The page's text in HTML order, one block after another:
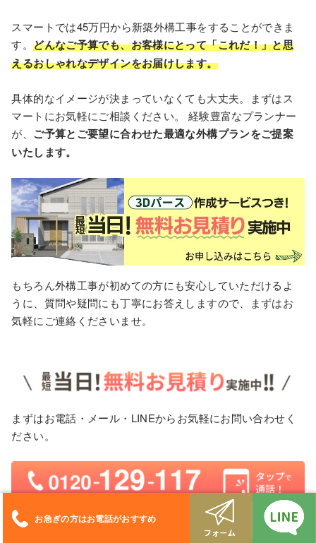
スマートでは45万円から新築外構⼯事をすることができま
す。どんなご予算でも、お客様にとって「これだ！」と思
えるおしゃれなデザインをお届けします。
具体的なイメージが決まっていなくても⼤丈夫。まずはス
マートにお気軽にご相談ください。 経験豊富なプランナー
が、 ご予算とご要望に合わせた最適な外構プランをご提案
いたします。
もちろん外構工事が初めての方にも安心していただけるよ
うに、質問や疑問にも丁寧にお答えしますので、まずはお
気軽にご連絡くださいませ。
まずはお電話・メール・LINEからお気軽にお問い合わせく
ださい。
お急ぎの方はお電話がおすすめ